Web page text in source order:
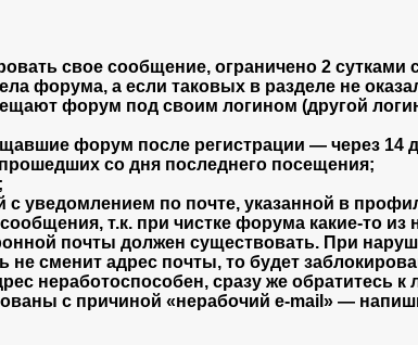
свое сообщение, ограничено 2
форума, а если таковых в разделе не
форум под своим логином (другой
форум после регистрации — через 14
со дня последнего посещения;
по почте, указанной в
т.к. при чистке форума какие-то
почты должен существовать. При
сменит адрес почты, то будет
неработоспособен, сразу же
с причиной «нерабочий e-mail» —